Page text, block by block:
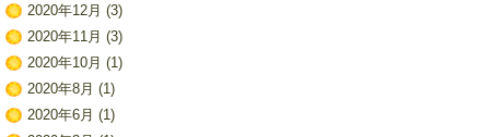
2020年12月 (3)
2020年11月 (3)
2020年10月 (1)
2020年8月 (1)
2020年6月 (1)